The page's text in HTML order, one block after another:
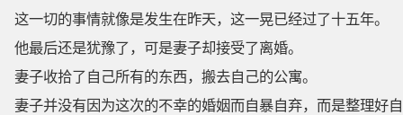
这一切的事情就像是发生在昨天，这一晃已经过了十五年。
他最后还是犹豫了，可是妻子却接受了离婚。
妻子收拾了自己所有的东西，搬去自己的公寓。
妻子并没有因为这次的不幸的婚姻而自暴自弃，而是整理好